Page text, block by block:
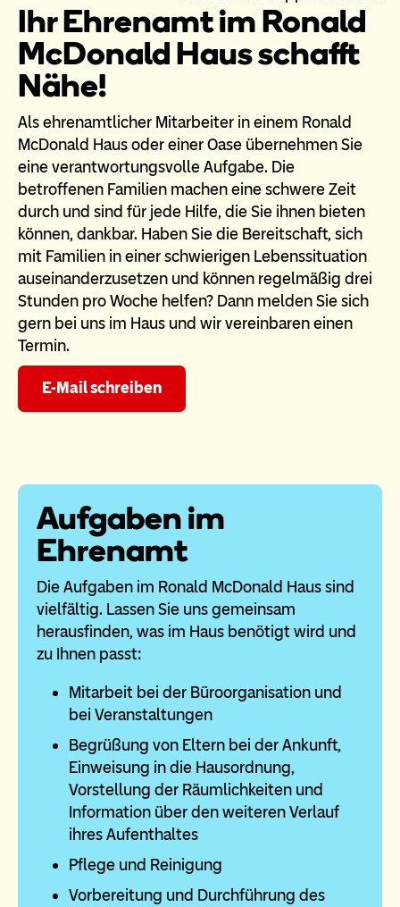
Ihr Ehrenamt im Ronald
McDonald Haus schafft
Nähe!
Als ehrenamtlicher Mitarbeiter in einem Ronald
McDonald Haus oder einer Oase übernehmen Sie
eine verantwortungsvolle Aufgabe. Die
betroffenen Familien machen eine schwere Zeit
durch und sind für jede Hilfe, die Sie ihnen bieten
können, dankbar. Haben Sie die Bereitschaft, sich
mit Familien in einer schwierigen Lebenssituation
auseinanderzusetzen und können regelmäßig drei
Stunden pro Woche helfen? Dann melden Sie sich
gern bei uns im Haus und wir vereinbaren einen
Termin.
E-Mail schreiben
Aufgaben im
Ehrenamt
Die Aufgaben im Ronald McDonald Haus sind
vielfältig. Lassen Sie uns gemeinsam
herausfinden, was im Haus benötigt wird und
zu Ihnen passt:
Mitarbeit bei der Büroorganisation und
bei Veranstaltungen
Begrüßung von Eltern bei der Ankunft,
Einweisung in die Hausordnung,
Vorstellung der Räumlichkeiten und
Information über den weiteren Verlauf
ihres Aufenthaltes
Pflege und Reinigung
Vorbereitung und Durchführung des